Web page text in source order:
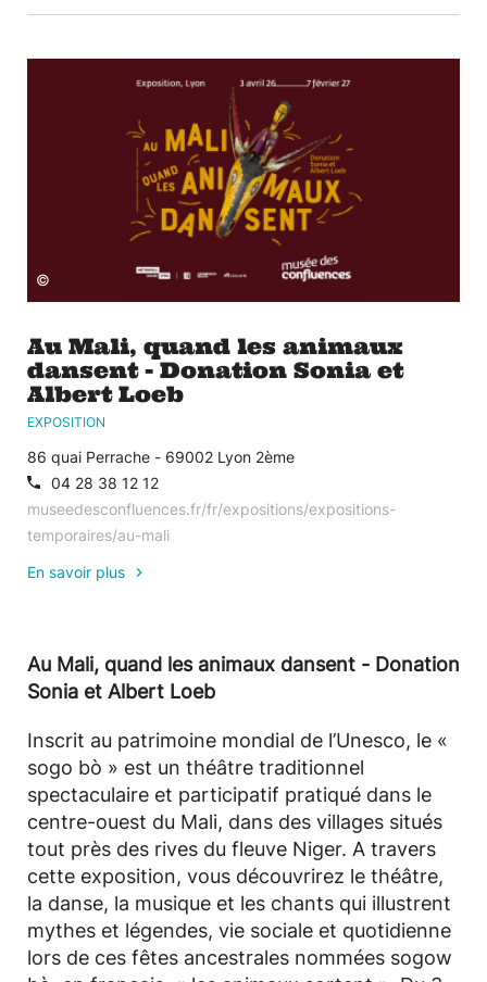
©
Au Mali, quand les animaux
dansent - Donation Sonia et
Albert Loeb
EXPOSITION
86 quai Perrache - 69002 Lyon 2ème
04 28 38 12 12
museedesconfluences.fr/fr/expositions/expositions-
temporaires/au-mali
En savoir plus
Au Mali, quand les animaux dansent - Donation
Sonia et Albert Loeb
Inscrit au patrimoine mondial de l’Unesco, le «
sogo bò » est un théâtre traditionnel
spectaculaire et participatif pratiqué dans le
centre-ouest du Mali, dans des villages situés
tout près des rives du fleuve Niger. A travers
cette exposition, vous découvrirez le théâtre,
la danse, la musique et les chants qui illustrent
mythes et légendes, vie sociale et quotidienne
lors de ces fêtes ancestrales nommées sogow